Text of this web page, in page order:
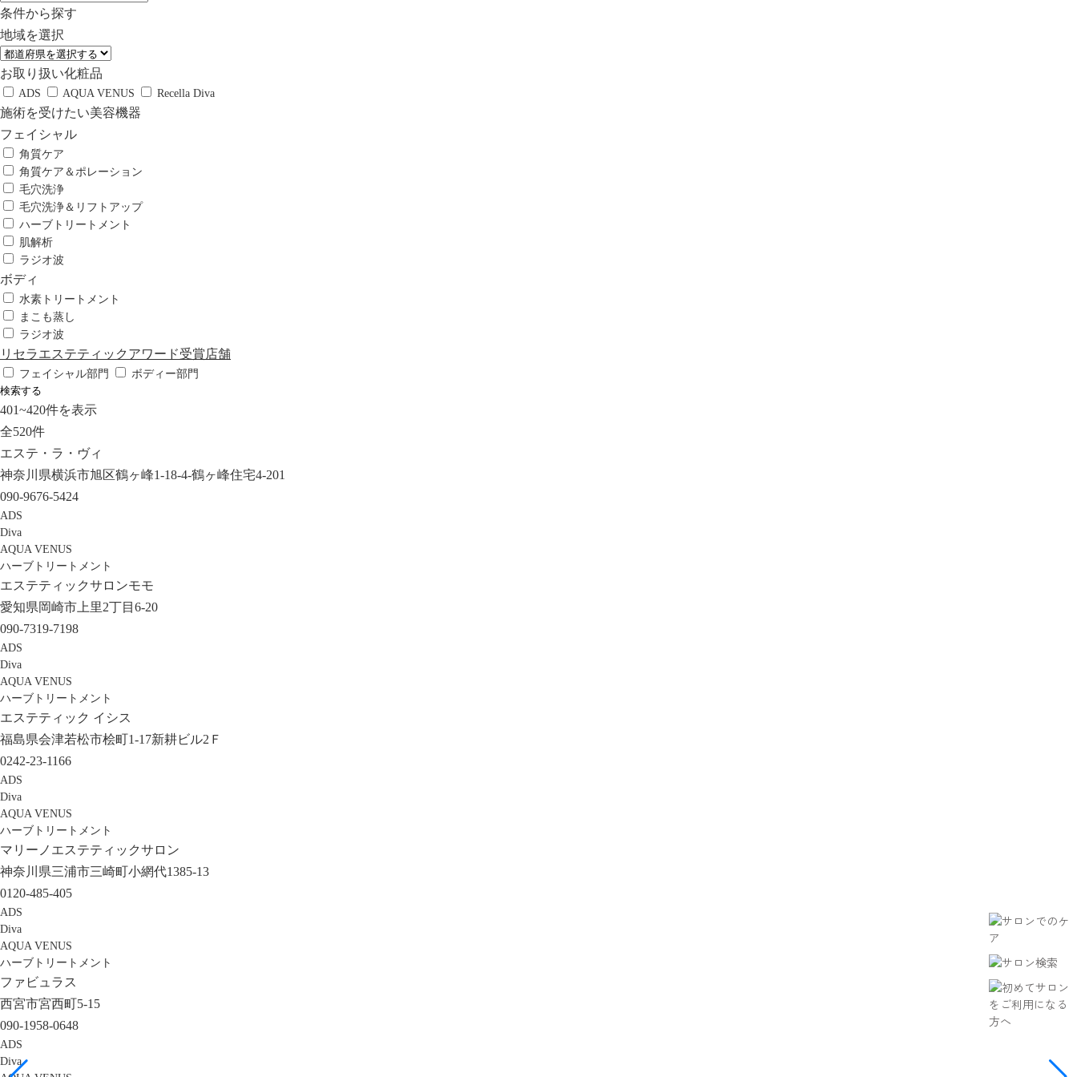
条件から探す
地域を選択
お取り扱い化粧品
ADS AQUA VENUS Recella Diva
施術を受けたい美容機器
フェイシャル
角質ケア
角質ケア＆ポレーション
毛穴洗浄
毛穴洗浄＆リフトアップ
ハーブトリートメント
肌解析
ラジオ波
ボディ
水素トリートメント
まこも蒸し
ラジオ波
リセラエステティックアワード受賞店舗
フェイシャル部門
ボディー部門
検索する
401~420件を表示
全520件
エステ・ラ・ヴィ
神奈川県横浜市旭区鶴ヶ峰1‐18‐4‐鶴ヶ峰住宅4‐201
090-9676-5424
ADS
Diva
AQUA VENUS
ハーブトリートメント
エステティックサロンモモ
愛知県岡崎市上里2丁目6-20
090-7319-7198
ADS
Diva
AQUA VENUS
ハーブトリートメント
エステティック イシス
福島県会津若松市桧町1-17新耕ビル2Ｆ
0242-23-1166
ADS
Diva
AQUA VENUS
ハーブトリートメント
マリーノエステティックサロン
神奈川県三浦市三崎町小網代1385-13
0120-485-405
ADS
Diva
AQUA VENUS
ハーブトリートメント
ファビュラス
西宮市宮西町5-15
090-1958-0648
ADS
Diva